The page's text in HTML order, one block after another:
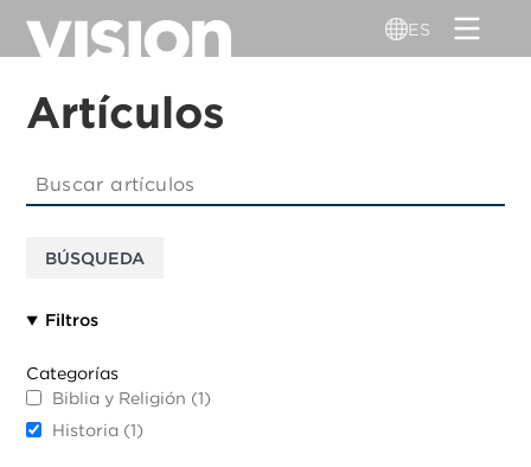
principal
ES
Artículos
Filtros
Categorías
Biblia y Religión (1)
Historia (1)